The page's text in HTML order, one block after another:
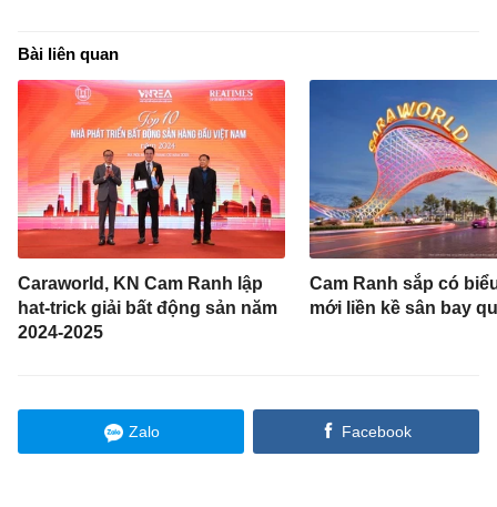
Bài liên quan
Caraworld, KN Cam Ranh lập
hat-trick giải bất động sản năm
2024-2025
Cam Ranh sắp có
mới liền kề sân bay
Zalo Facebook